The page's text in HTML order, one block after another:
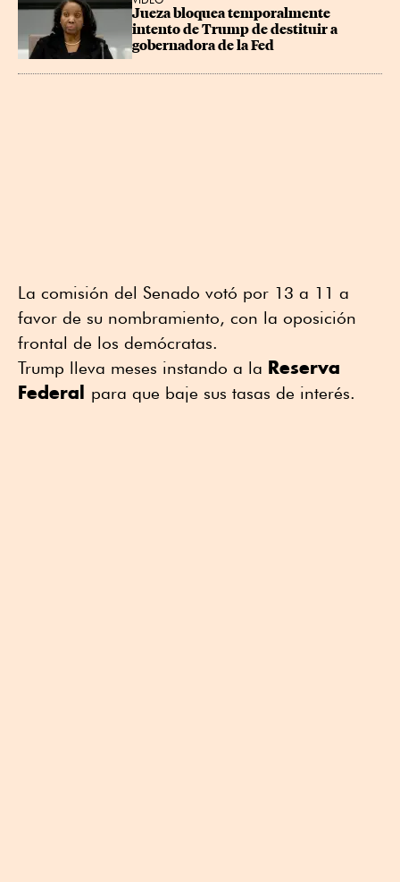
Jueza bloquea temporalmente
intento de Trump de destituir a
gobernadora de la Fed
La comisión del Senado votó por 13 a 11 a
favor de su nombramiento, con la oposición
frontal de los demócratas.
Trump lleva meses instando a la Reserva
Federal para que baje sus tasas de interés.